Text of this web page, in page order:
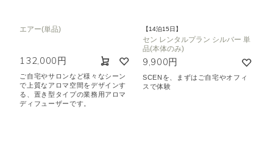
エアー(単品)
132,000円
ご自宅やサロンなど様々なシーン
で上質なアロマ空間をデザインす
る、置き型タイプの業務用アロマ
ディフューザーです。
【14泊15日】
セン レンタルプラン シルバー 単
品(本体のみ)
9,900円
SCENを、まずはご自宅やオフィ
スで体験